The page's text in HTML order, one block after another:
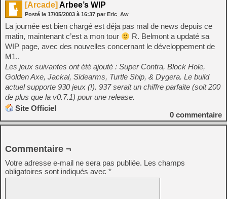
[Arcade] Arbee’s WIP
Posté le 17/05/2003 à 16:37 par Eric_Aw
La journée est bien chargé est déja pas mal de news depuis ce
matin, maintenant c’est a mon tour
R. Belmont a updaté sa
WIP page, avec des nouvelles concernant le développement de
M1..
Les jeux suivantes ont été ajouté : Super Contra, Block Hole,
Golden Axe, Jackal, Sidearms, Turtle Ship, & Dygera. Le build
actuel supporte 930 jeux (!). 937 serait un chiffre parfaite (soit 200
de plus que la v0.7.1) pour une release.
Site Officiel
0 commentaire
Commentaire ¬
Votre adresse e-mail ne sera pas publiée. Les champs
obligatoires sont indiqués avec *